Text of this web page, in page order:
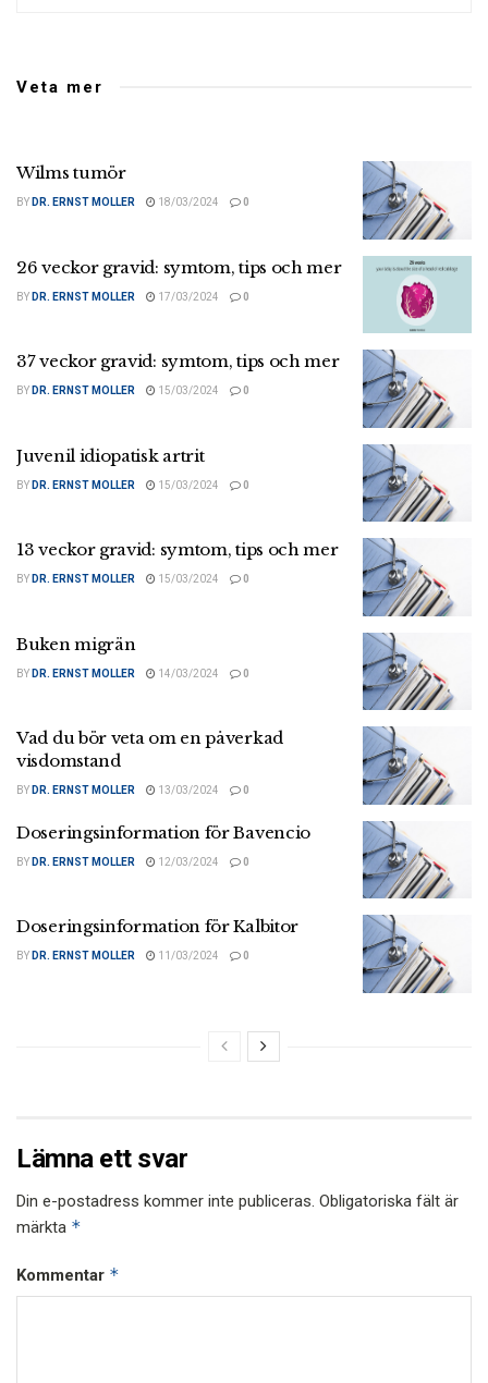
Veta mer
Wilms tumör
BY DR. ERNST MOLLER 18/03/2024 0
26 veckor gravid: symtom, tips och mer
BY DR. ERNST MOLLER 17/03/2024 0
37 veckor gravid: symtom, tips och mer
BY DR. ERNST MOLLER 15/03/2024 0
Juvenil idiopatisk artrit
BY DR. ERNST MOLLER 15/03/2024 0
13 veckor gravid: symtom, tips och mer
BY DR. ERNST MOLLER 15/03/2024 0
Buken migrän
BY DR. ERNST MOLLER 14/03/2024 0
Vad du bör veta om en påverkad
visdomstand
BY DR. ERNST MOLLER 13/03/2024 0
Doseringsinformation för Bavencio
BY DR. ERNST MOLLER 12/03/2024 0
Doseringsinformation för Kalbitor
BY DR. ERNST MOLLER 11/03/2024 0
Lämna ett svar
Din e-postadress kommer inte publiceras. Obligatoriska fält är
märkta *
Kommentar *